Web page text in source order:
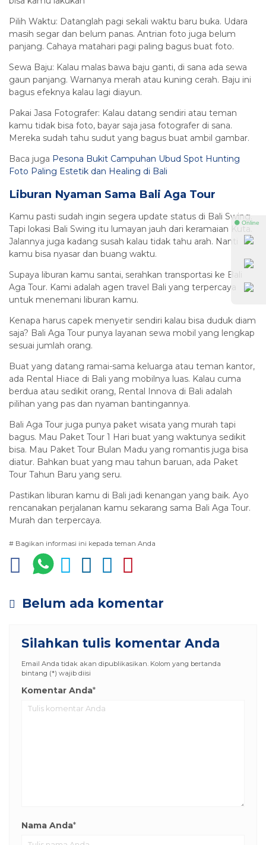
Pilih Waktu: Datanglah pagi sekali waktu baru buka. Udara
masih segar dan belum panas. Antrian foto juga belum
panjang. Cahaya matahari pagi paling bagus buat foto.
Sewa Baju: Kalau malas bawa baju ganti, di sana ada sewa
gaun panjang. Warnanya merah atau kuning cerah. Baju ini
bagus efeknya kalau lagi diayun.
Pakai Jasa Fotografer: Kalau datang sendiri atau teman
kamu tidak bisa foto, bayar saja jasa fotografer di sana.
Mereka sudah tahu sudut yang bagus buat ambil gambar.
Baca juga Pesona Bukit Campuhan Ubud Spot Hunting
Foto Paling Estetik dan Healing di Bali
Liburan Nyaman Sama Bali Aga Tour
Kamu pasti sudah ingin segera update status di Bali Swing.
Tapi lokasi Bali Swing itu lumayan jauh dari keramaian Kuta.
Jalannya juga kadang susah kalau tidak tahu arah. Nanti
kamu bisa nyasar dan buang waktu.
Supaya liburan kamu santai, serahkan transportasi ke Bali
Aga Tour. Kami adalah agen travel Bali yang terpercaya
untuk menemani liburan kamu.
Kenapa harus capek menyetir sendiri kalau bisa duduk diam
saja? Bali Aga Tour punya layanan sewa mobil yang lengkap
sesuai jumlah orang.
Buat yang datang ramai-sama keluarga atau teman kantor,
ada Rental Hiace di Bali yang mobilnya luas. Kalau cuma
berdua atau sedikit orang, Rental Innova di Bali adalah
pilihan yang pas dan nyaman bantingannya.
Bali Aga Tour juga punya paket wisata yang murah tapi
bagus. Mau Paket Tour 1 Hari buat yang waktunya sedikit
bisa. Mau Paket Tour Bulan Madu yang romantis juga bisa
diatur. Bahkan buat yang mau tahun baruan, ada Paket
Tour Tahun Baru yang seru.
Pastikan liburan kamu di Bali jadi kenangan yang baik. Ayo
rencanakan perjalanan kamu sekarang sama Bali Aga Tour.
Murah dan terpercaya.
# Bagikan informasi ini kepada teman Anda
Belum ada komentar
Silahkan tulis komentar Anda
Email Anda tidak akan dipublikasikan. Kolom yang bertanda
bintang (*) wajib diisi
Komentar Anda*
Nama Anda*
⚫ Online